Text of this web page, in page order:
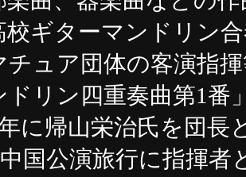
校ギターマンドリン
チュア団体の客演指
リン四重奏曲第1番
に帰山栄治氏を団
国公演旅行に指揮者